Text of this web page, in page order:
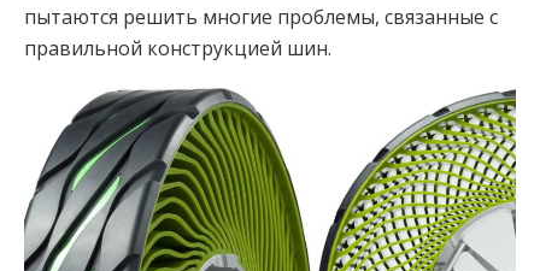
пытаются решить многие проблемы, связанные с
правильной конструкцией шин.